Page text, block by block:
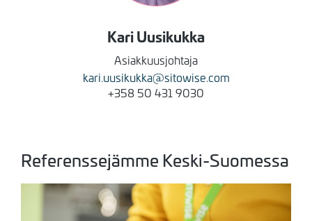
KariUusikukka
Asiakkuusjohtaja
kari.uusikukka@sitowise.com
+358 50 431 9030
Referenssejämme Keski-Suomessa
Kuva